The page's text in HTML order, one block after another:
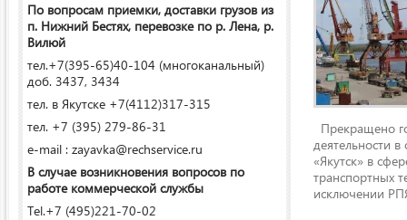
По вопросам приемки, доставки грузов из
п. Нижний Бестях, перевозке по р. Лена, р.
Вилюй
тел.+7(395-65)40-104 (многоканальный)
доб. 3437, 3434
тел. в Якутске +7(4112)317-315
тел. +7 (395) 279-86-31
e-mail : zayavka@rechservice.ru
В случае возникновения вопросов по
работе коммерческой службы
Tel.+7 (495)221-70-02
Прекращено
деятельности
«Якутск» в
транспортных
исключении